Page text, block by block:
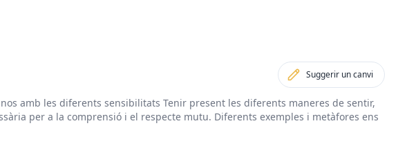
Suggerir un canvi
amb les diferents sensibilitats Tenir present les diferents maneres de sentir,
per a la comprensió i el respecte mutu. Diferents exemples i metàfores ens